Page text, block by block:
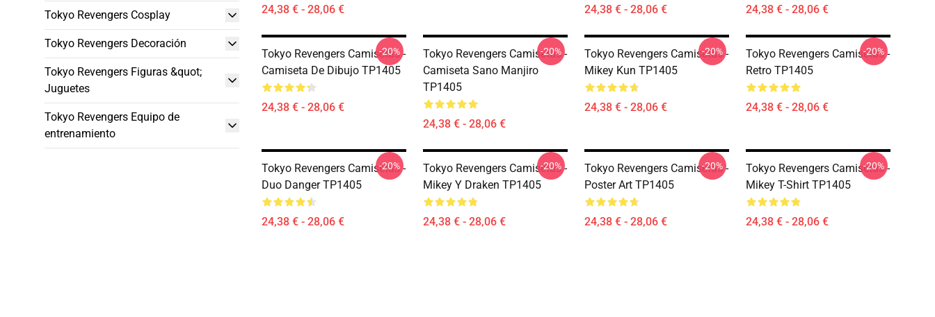
Tokyo Revengers Cosplay
Tokyo Revengers Decoración
Tokyo Revengers Figuras &quot;
Juguetes
Tokyo Revengers Equipo de
entrenamiento
24,38 € - 28,06 € 24,38 € - 28,06 € 24,38 € - 28,06 €
Tokyo Revengers Camisetas -
Camiseta De Dibujo TP1405
24,38 € - 28,06 €
-20%
Tokyo Revengers Camisetas -
Camiseta Sano Manjiro
TP1405
24,38 € - 28,06 €
-20%
Tokyo Revengers Camisetas -
Mikey Kun TP1405
24,38 € - 28,06 €
-20%
Tokyo Revengers Camisetas -
Retro TP1405
24,38 € - 28,06 €
-20%
Tokyo Revengers Camisetas -
Duo Danger TP1405
24,38 € - 28,06 €
-20%
Tokyo Revengers Camisetas -
Mikey Y Draken TP1405
24,38 € - 28,06 €
-20%
Tokyo Revengers Camisetas -
Poster Art TP1405
24,38 € - 28,06 €
-20%
Tokyo Revengers Camisetas -
Mikey T-Shirt TP1405
24,38 € - 28,06 €
-20%